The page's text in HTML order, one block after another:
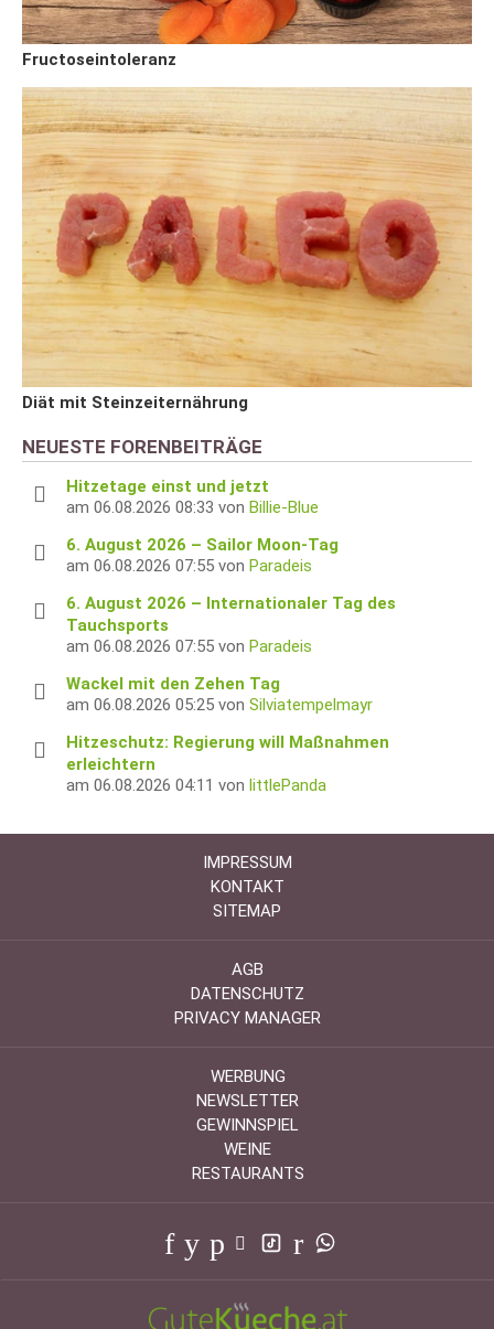
Fructoseintoleranz
Diät mit Steinzeiternährung
NEUESTE FORENBEITRÄGE
Hitzetage einst und jetzt
am 06.08.2026 08:33 von Billie-Blue
6. August 2026 – Sailor Moon-Tag
am 06.08.2026 07:55 von Paradeis
6. August 2026 – Internationaler Tag des
Tauchsports
am 06.08.2026 07:55 von Paradeis
Wackel mit den Zehen Tag
am 06.08.2026 05:25 von Silviatempelmayr
Hitzeschutz: Regierung will Maßnahmen
erleichtern
am 06.08.2026 04:11 von littlePanda
IMPRESSUM
KONTAKT
SITEMAP
AGB
DATENSCHUTZ
PRIVACY MANAGER
WERBUNG
NEWSLETTER
GEWINNSPIEL
WEINE
RESTAURANTS